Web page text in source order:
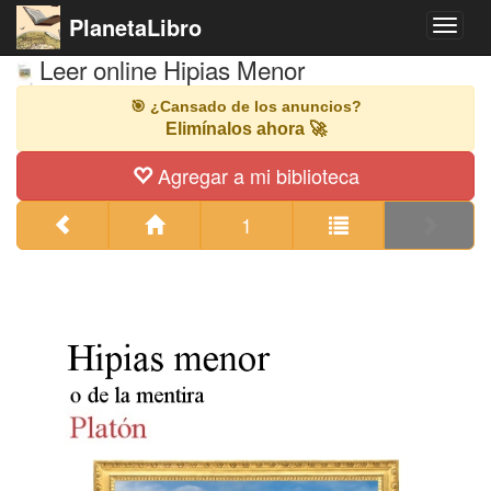
PlanetaLibro
Leer online Hipias Menor
🎯 ¿Cansado de los anuncios?
Elimínalos ahora 🚀
Agregar a mi biblioteca
1